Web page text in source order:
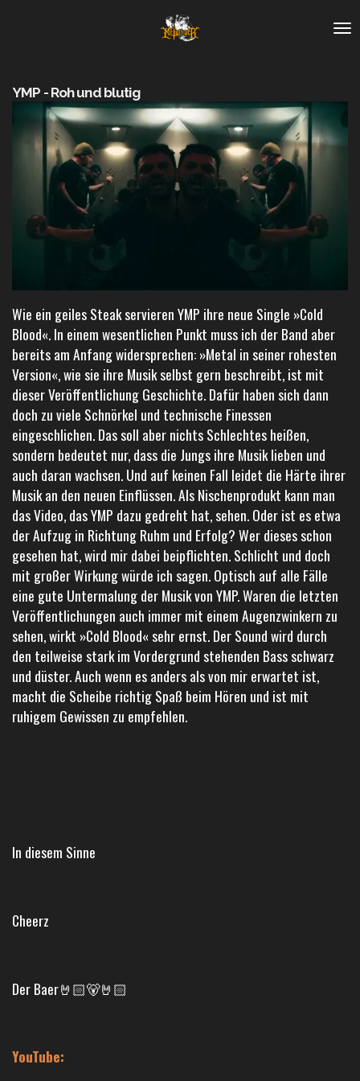
YMP - Roh und blutig
Wie ein geiles Steak servieren YMP ihre neue Single »Cold
Blood«. In einem wesentlichen Punkt muss ich der Band aber
bereits am Anfang widersprechen: »Metal in seiner rohesten
Version«, wie sie ihre Musik selbst gern beschreibt, ist mit
dieser Veröffentlichung Geschichte. Dafür haben sich dann
doch zu viele Schnörkel und technische Finessen
eingeschlichen. Das soll aber nichts Schlechtes heißen,
sondern bedeutet nur, dass die Jungs ihre Musik lieben und
auch daran wachsen. Und auf keinen Fall leidet die Härte ihrer
Musik an den neuen Einflüssen. Als Nischenprodukt kann man
das Video, das YMP dazu gedreht hat, sehen. Oder ist es etwa
der Aufzug in Richtung Ruhm und Erfolg? Wer dieses schon
gesehen hat, wird mir dabei beipflichten. Schlicht und doch
mit großer Wirkung würde ich sagen. Optisch auf alle Fälle
eine gute Untermalung der Musik von YMP. Waren die letzten
Veröffentlichungen auch immer mit einem Augenzwinkern zu
sehen, wirkt »Cold Blood« sehr ernst. Der Sound wird durch
den teilweise stark im Vordergrund stehenden Bass schwarz
und düster. Auch wenn es anders als von mir erwartet ist,
macht die Scheibe richtig Spaß beim Hören und ist mit
ruhigem Gewissen zu empfehlen.
In diesem Sinne
Cheerz
Der Baer🤘🏻🐻🤘🏻
YouTube: